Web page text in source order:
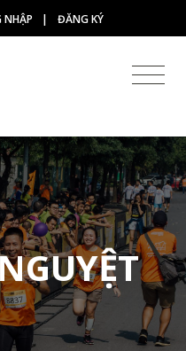
| ĐĂNG KÝ